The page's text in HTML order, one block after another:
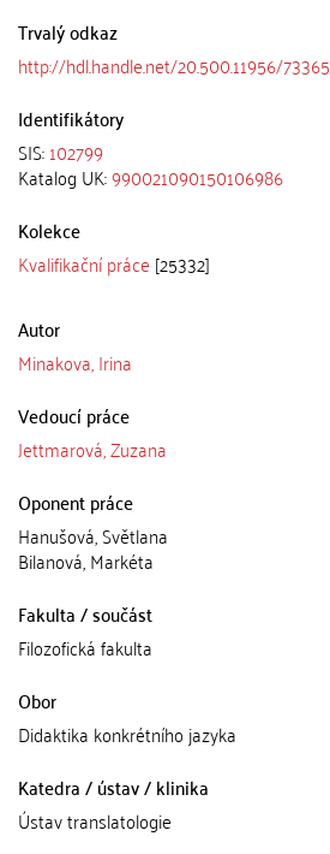
Trvalý odkaz
http://hdl.handle.net/20.500.11956/73365
Identifikátory
SIS:102799
Katalog UK:990021090150106986
Kolekce
Kvalifikační práce [25332]
Autor
Minakova, Irina
Vedoucí práce
Jettmarová, Zuzana
Oponent práce
Hanušová, Světlana
Bilanová, Markéta
Fakulta / součást
Filozofická fakulta
Obor
Didaktika konkrétního jazyka
Katedra / ústav / klinika
Ústav translatologie